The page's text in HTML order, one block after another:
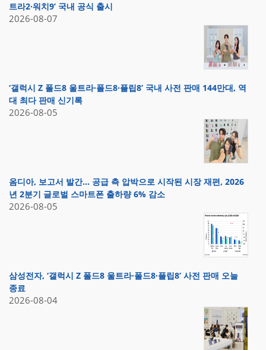
트라2·워치9’ 국내 공식 출시
2026-08-07
‘갤럭시 Z 폴드8 울트라·폴드8·플립8’ 국내 사전 판매 144만대, 역
대 최다 판매 신기록
2026-08-05
옴디아, 보고서 발간… 공급 측 압박으로 시작된 시장 재편, 2026
년 2분기 글로벌 스마트폰 출하량 6% 감소
2026-08-05
삼성전자, ‘갤럭시 Z 폴드8 울트라·폴드8·플립8’ 사전 판매 오늘
종료
2026-08-04